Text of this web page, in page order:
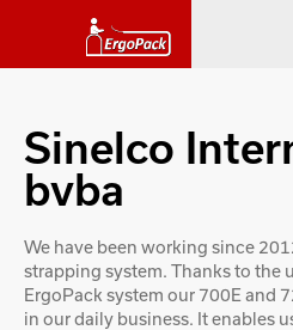
Sinelco
bvba
We have been working since
strapping system. Thanks to the
ErgoPack system our 700E and
in our daily business. It enables